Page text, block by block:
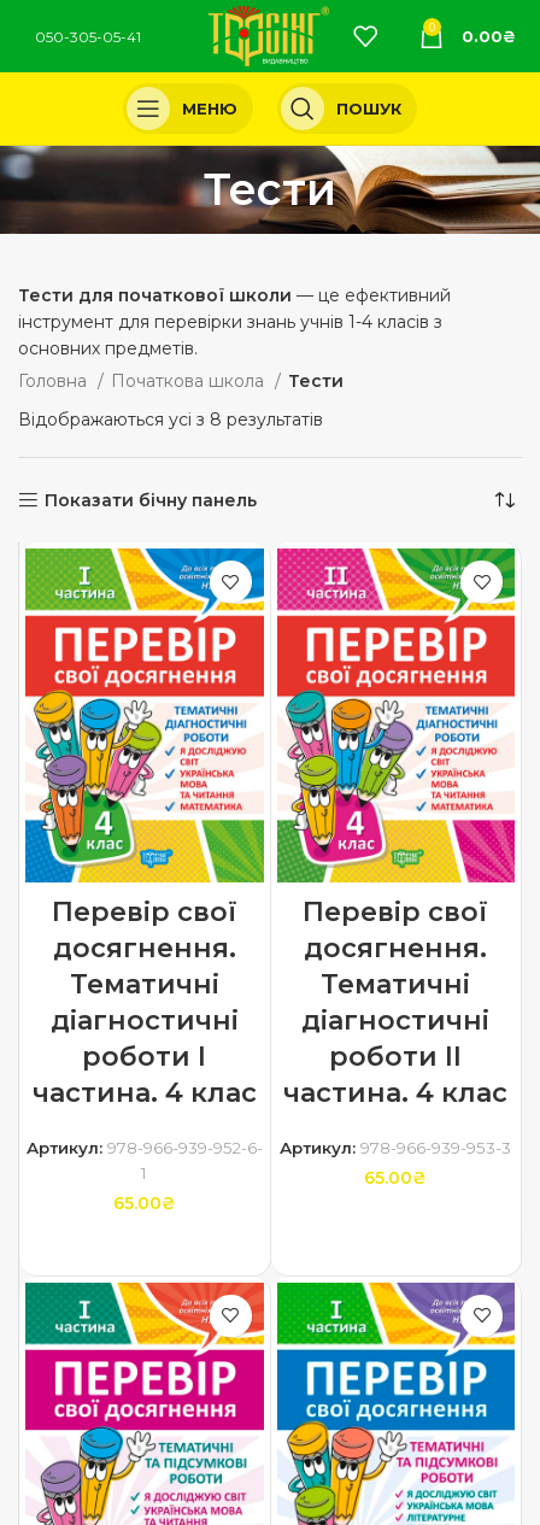
050-305-05-41
0 0.00₴
МЕНЮ ПОШУК
Тести
Тести для початкової школи — це ефективний
інструмент для перевірки знань учнів 1-4 класів з
основних предметів.
Головна
Початкова школа
Тести
Відображаються усі з 8 результатів
Показати бічну панель
Перевір свої
досягнення.
Тематичні
діагностичні
роботи І
частина. 4 клас
Артикул: 978-966-939-952-6-
1
65.00₴
Перевір свої
досягнення.
Тематичні
діагностичні
роботи ІІ
частина. 4 клас
Артикул:978-966-939-953-3
65.00₴